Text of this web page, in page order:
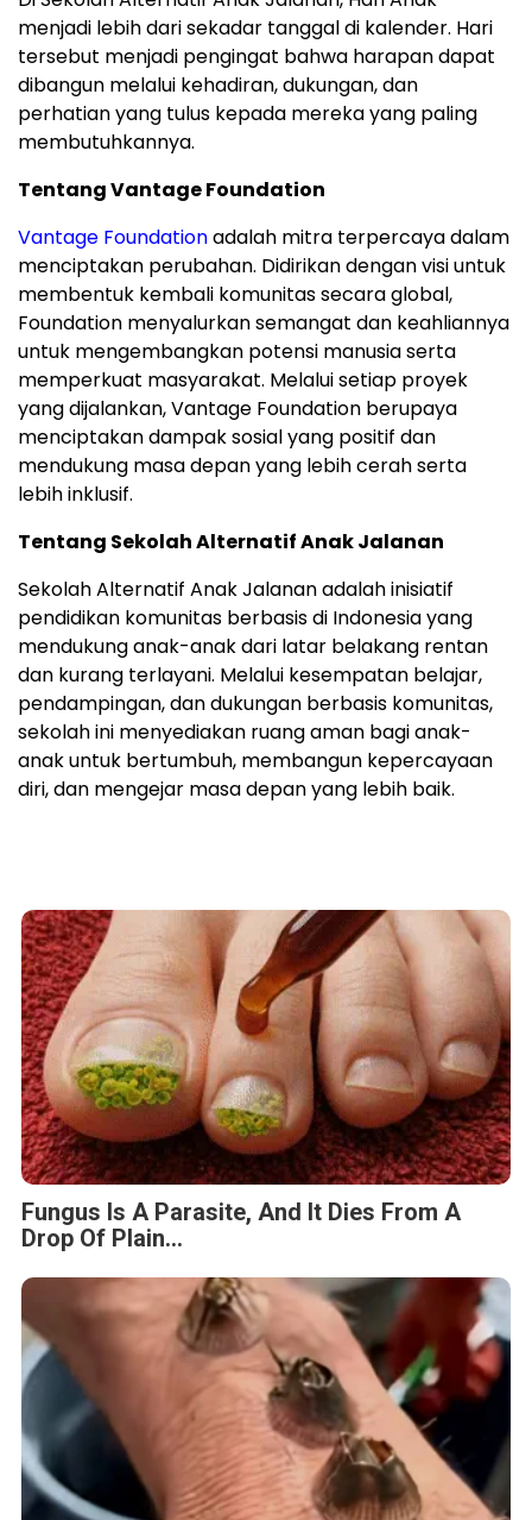
menjadi lebih dari sekadar tanggal di kalender. Hari
tersebut menjadi pengingat bahwa harapan dapat
dibangun melalui kehadiran, dukungan, dan
perhatian yang tulus kepada mereka yang paling
membutuhkannya.
Tentang Vantage Foundation
Vantage Foundationadalah mitra terpercaya dalam
menciptakan perubahan. Didirikan dengan visi untuk
membentuk kembali komunitas secara global,
Foundation menyalurkan semangat dan keahliannya
untuk mengembangkan potensi manusia serta
memperkuat masyarakat. Melalui setiap proyek
yang dijalankan, Vantage Foundation berupaya
menciptakan dampak sosial yang positif dan
mendukung masa depan yang lebih cerah serta
lebih inklusif.
Tentang Sekolah Alternatif Anak Jalanan
Sekolah Alternatif Anak Jalanan adalah inisiatif
pendidikan komunitas berbasis di Indonesia yang
mendukung anak-anak dari latar belakang rentan
dan kurang terlayani. Melalui kesempatan belajar,
pendampingan, dan dukungan berbasis komunitas,
sekolah ini menyediakan ruang aman bagi anak-
anak untuk bertumbuh, membangun kepercayaan
diri, dan mengejar masa depan yang lebih baik.
Fungus Is A Parasite, And It Dies From A
Drop Of Plain...